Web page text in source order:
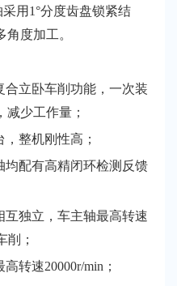
用1°分度齿盘锁紧结
度加工。
合立卧车削功能，一次装
少工作量；
整机刚性高；
均配有高精闭环检测反馈
互独立，车主轴最高转速
削；
转速20000r/min；